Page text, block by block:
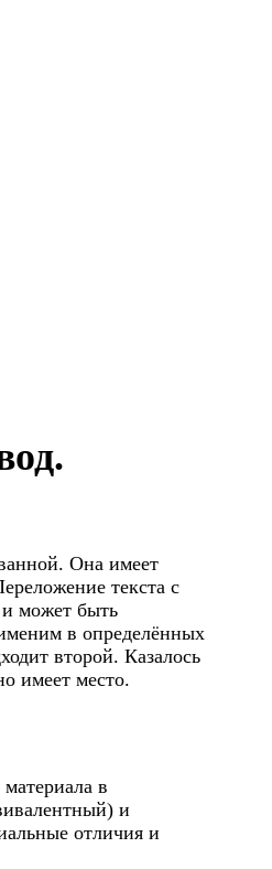
Она имеет
текста с
и может быть
в определённых
второй. Казалось
имеет место.
в
и
отличия и